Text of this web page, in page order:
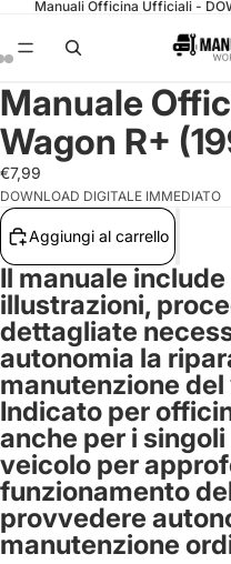
Manuali Officina Ufficiali -
Manuale
Wagon R+
€7,99
DOWNLOAD DIGITALE IMMEDIATO
Aggiungi al carrello
Il manuale
illustrazioni,
dettagliate
autonomia la
manutenzione
Indicato per
anche per i
veicolo per
funzionamento
provvedere
manutenzione